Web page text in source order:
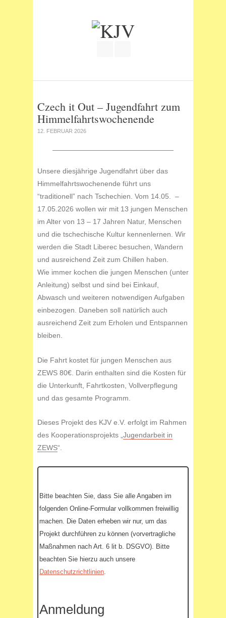
Czech it Out – Jugendfahrt zum
Himmelfahrtswochenende
12. FEBRUAR 2026
Unsere diesjährige Jugendfahrt über das
Himmelfahrtswochenende führt uns
“traditionell” nach Tschechien. Vom 14.05. –
17.05.2026 wollen wir mit 13 jungen Menschen
im Alter von 13 – 17 Jahren Natur, Menschen
und die tschechische Kultur kennenlernen. Wir
werden die Stadt Liberec besuchen, Wandern
und ausreichend Zeit zum Chillen haben.
Wie immer kochen die jungen Menschen (unter
Anleitung) selbst und sind bei Einkauf,
Abwasch und weiteren notwendigen Aufgaben
einbezogen. Daneben soll natürlich auch
ausreichend Zeit zum Erholen und Entspannen
bleiben.
Die Fahrt kostet für jungen Menschen aus
ZEWS 80€. Darin enthalten sind die Kosten für
die Unterkunft, Fahrtkosten, Vollverpflegung
und das gesamte Programm.
Dieses Projekt des KJV e.V. erfolgt im Rahmen
des Kooperationsprojekts „Jugendarbeit in
ZEWS“.
Bitte beachten Sie, dass Sie alle Angaben im
folgenden Online-Formular vollkommen freiwillig
machen. Die Daten erheben wir nur, um das
Projekt durchführen zu können (vorvertragliche
Maßnahmen nach Art. 6 lit b. DSGVO). Bitte
beachten Sie hierzu auch unsere
Datenschutzrichtlinien.
Anmeldung